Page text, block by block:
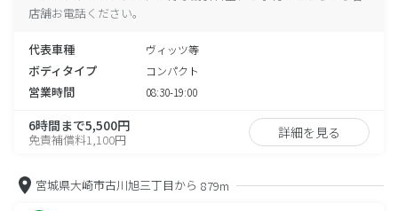
店舗お電話ください。
代表車種 ヴィッツ等
ボディタイプ コンパクト
営業時間 08:30-19:00
6時間まで5,500円
免責補償料1,100円 詳細を見る
宮城県大崎市古川旭三丁目から 879m